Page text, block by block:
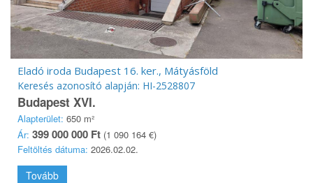
Eladó iroda Budapest 16. ker., Mátyásföld
Keresés azonosító alapján: HI-2528807
Budapest XVI.
Alapterület: 650 m²
Ár: 399 000 000 Ft (1 090 164 €)
Feltöltés dátuma: 2026.02.02.
Tovább